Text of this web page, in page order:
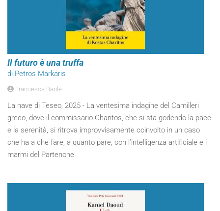
Il futuro è una truffa
di Petros Markaris
Francesca Barile
La nave di Teseo, 2025 - La ventesima indagine del Camilleri
greco, dove il commissario Charitos, che si sta godendo la pace
e la serenità, si ritrova improvvisamente coinvolto in un caso
che ha a che fare, a quanto pare, con l’intelligenza artificiale e i
marmi del Partenone.